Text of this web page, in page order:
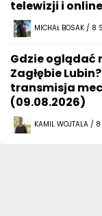
telewizji i
MICHAŁ BOSAK / 8
Gdzie oglądać
Zagłębie
transmisja
(09.08.2026)
KAMIL WOJTALA /